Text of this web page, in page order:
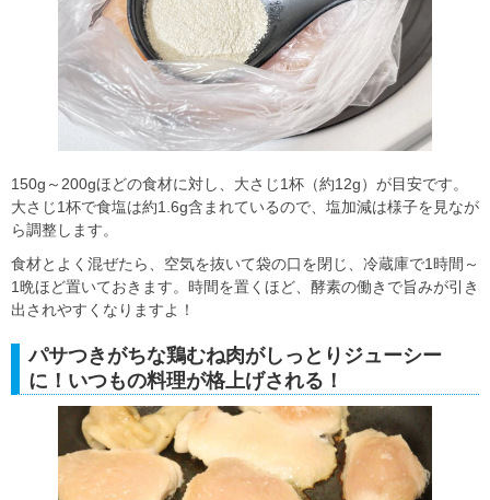
150g～200gほどの食材に対し、大さじ1杯（約12g）が目安です。
大さじ1杯で食塩は約1.6g含まれているので、塩加減は様子を見なが
ら調整します。
食材とよく混ぜたら、空気を抜いて袋の口を閉じ、冷蔵庫で1時間～
1晩ほど置いておきます。時間を置くほど、酵素の働きで旨みが引き
出されやすくなりますよ！
パサつきがちな鶏むね肉がしっとりジューシー
に！いつもの料理が格上げされる！